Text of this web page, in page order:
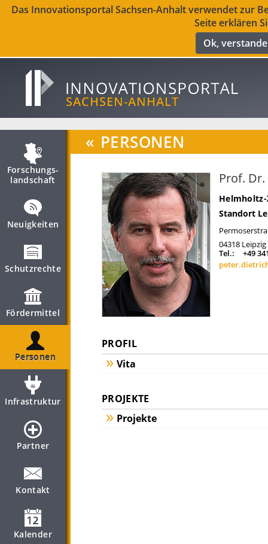
Das Innovationsportal Sachsen-Anhalt verwendet zur
Seite erklären
Ok,
Forschungs­
landschaft
Neuigkeiten
Schutzrechte
Fördermittel
Personen
Infrastruktur
Partner
Kontakt
Kalender
« PERSONEN
Prof.
Standort
04318 Leipzig
Tel.:
+49
PROFIL
Vita
PROJEKTE
Projekte